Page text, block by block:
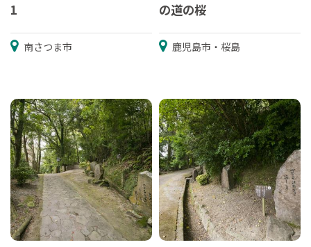
1
南さつま市
の道の桜
鹿児島市・桜島